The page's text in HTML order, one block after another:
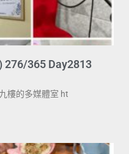
276/365 Day2813
樓的多媒體室 ht